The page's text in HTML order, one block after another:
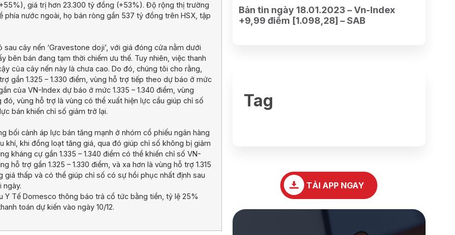
giá trị hơn 23.300 tỷ đồng (+53%). Độ rộng thị trường
nước ngoài, họ bán ròng gần 537 tỷ đồng trên HSX, tập
cây nến ‘Gravestone doji’, với giá đóng cửa nằm dưới
bên bán đang tạm thời chiếm ưu thế. Tuy nhiên, việc thanh
của cây nến này là chưa cao. Do đó, chúng tôi cho rằng,
gần 1.325 – 1.330 điểm, vùng hỗ trợ tiếp theo dự báo ở mức
của VN-Index dự báo ở mức 1.335 – 1.340 điểm, vùng
vùng hỗ trợ là vùng có thể xuất hiện lực cầu giúp chỉ số
bán khiến chỉ số giảm trở lại.
bối cảnh áp lực bán tăng mạnh ở nhóm cổ phiếu ngân hàng
khí, khi đồng loạt tăng giá, qua đó giúp chỉ số không bị giảm
kháng cự gần 1.335 – 1.340 điểm có thể khiến chỉ số VN-
trợ gần 1.325 – 1.330 điểm, và xa hơn là vùng hỗ trợ 1.315
giá thấp và có thể giúp chỉ số có sự hồi phục nhất định sau
ngày.
Y Tế Domesco thông báo trả cổ tức bằng tiền, tỷ lệ 25%
toán dự kiến vào ngày 10/12.
Bản tin ngày 18.01.2023 – Vn-Index
+9,99 điểm [1.098,28] – SAB
Tag
TẢI APP NGAY